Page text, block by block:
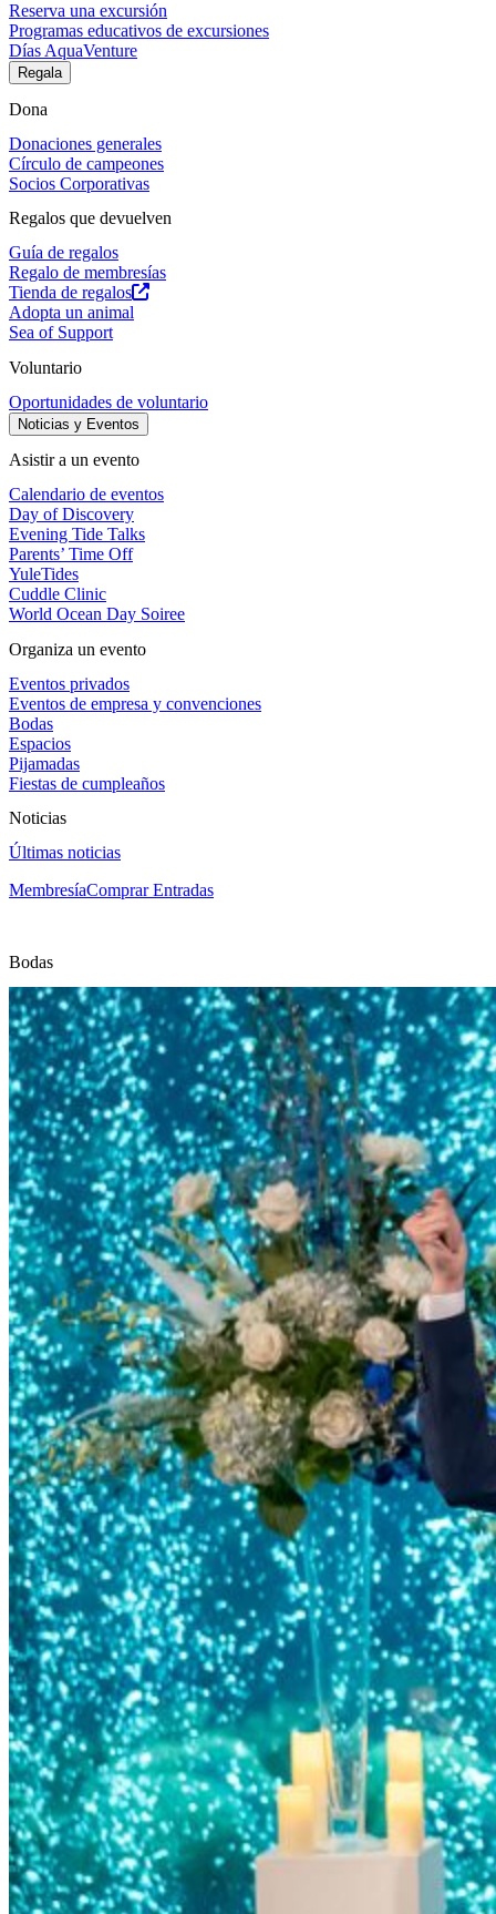
Reserva una excursión
Programas educativos de excursiones
Días AquaVenture
Regala
Dona
Donaciones generales
Círculo de campeones
Socios Corporativas
Regalos que devuelven
Guía de regalos
Regalo de membresías
Tienda de regalos
Adopta un animal
Sea of Support
Voluntario
Oportunidades de voluntario
Noticias y Eventos
Asistir a un evento
Calendario de eventos
Day of Discovery
Evening Tide Talks
Parents’ Time Off
YuleTides
Cuddle Clinic
World Ocean Day Soiree
Organiza un evento
Eventos privados
Eventos de empresa y convenciones
Bodas
Espacios
Pijamadas
Fiestas de cumpleaños
Noticias
Últimas noticias
MembresíaComprar Entradas
Bodas